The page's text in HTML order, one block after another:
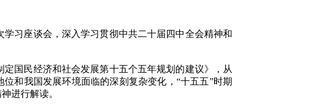
习座谈会，深入学习贯彻中共二十届四中全会精神和
国民经济和社会发展第十五个五年规划的建议》，从
和我国发展环境面临的深刻复杂变化，“十五五”时期
进行解读。